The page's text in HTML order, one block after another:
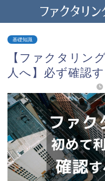
基礎知識
【ファクタリン
人へ】必ず確認